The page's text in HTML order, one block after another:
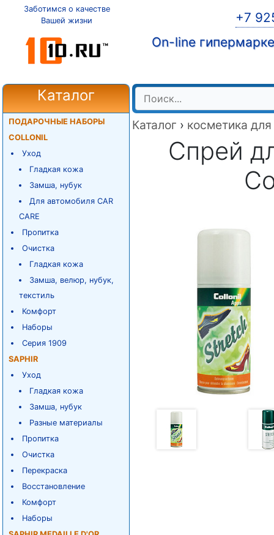
Заботимся о качестве
Вашей жизни
+7
On-line
Каталог
ПОДАРОЧНЫЕ НАБОРЫ
COLLONIL
Уход
Гладкая кожа
Замша, нубук
Для автомобиля CAR
CARE
Пропитка
Очистка
Гладкая кожа
Замша, велюр, нубук,
текстиль
Комфорт
Наборы
Серия 1909
SAPHIR
Уход
Гладкая кожа
Замша, нубук
Разные материалы
Пропитка
Очистка
Перекраска
Восстановление
Комфорт
Наборы
Каталог › косметика
Спрей